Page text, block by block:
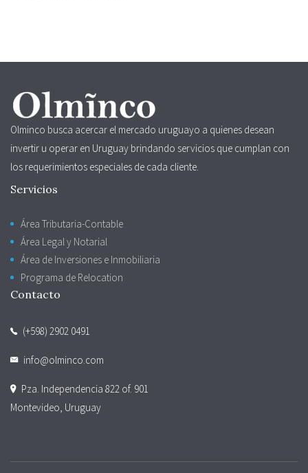
Olminco busca acercar el mercado uruguayo a quienes desean
invertir u operar en Uruguay brindando servicios que cumplan con
los requerimientos especiales de cada cliente.
Servicios
Área Tributaria-Contable
Área Legal y Notarial
Área de Inversiones e Inmobiliaria
Programa de Relocation
Contacto
(+598) 2902 0491
info@olminco.com
Pza. Independencia 822 of. 901
Montevideo, Uruguay